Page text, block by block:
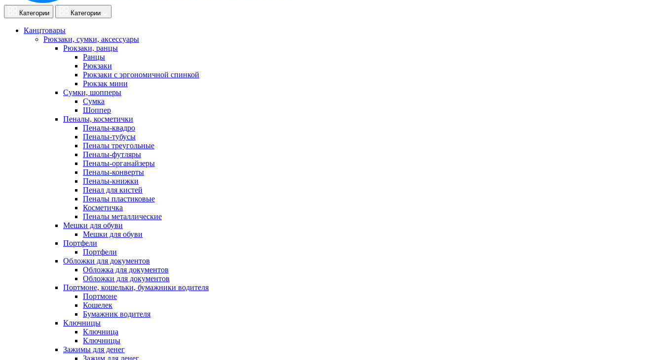
Категории Категории
Канцтовары
Рюкзаки, сумки, аксессуары
Рюкзаки, ранцы
Ранцы
Рюкзаки
Рюкзаки с эргономичной спинкой
Рюкзак мини
Сумки, шопперы
Сумка
Шоппер
Пеналы, косметички
Пеналы-квадро
Пеналы-тубусы
Пеналы треугольные
Пеналы-футляры
Пеналы-органайзеры
Пеналы-конверты
Пеналы-книжки
Пенал для кистей
Пеналы пластиковые
Косметичка
Пеналы металлические
Мешки для обуви
Мешки для обуви
Портфели
Портфели
Обложки для документов
Обложка для документов
Обложки для документов
Портмоне, кошельки, бумажники водителя
Портмоне
Кошелек
Бумажник водителя
Ключницы
Ключница
Ключницы
Зажимы для денег
Зажим для денег